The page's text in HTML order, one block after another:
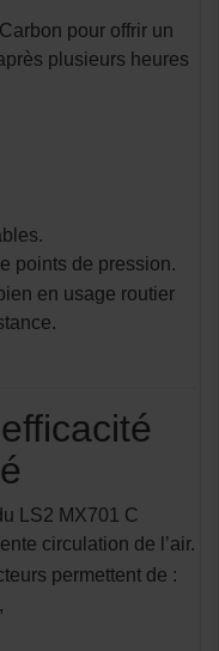
pour offrir un
plusieurs heures
points de pression.
en usage routier
LS2 MX701 C
circulation de l’air.
permettent de :